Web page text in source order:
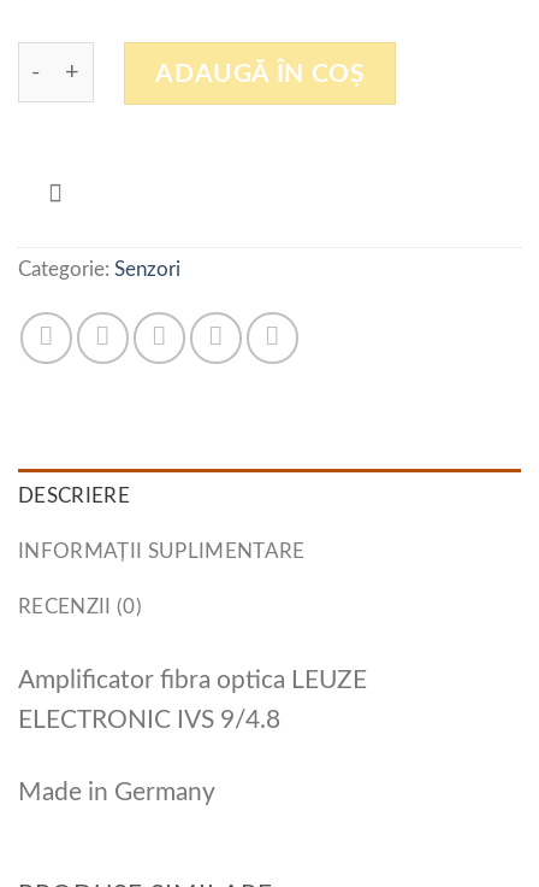
Cantitate LEUZE IVS 9/4.8
ADAUGĂ ÎN COȘ
Categorie: Senzori
DESCRIERE
INFORMAȚII SUPLIMENTARE
RECENZII (0)
Amplificator fibra optica LEUZE
ELECTRONIC IVS 9/4.8
Made in Germany